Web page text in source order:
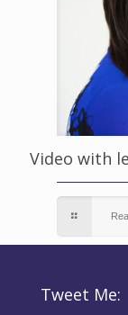
Video with
Tweet Me: